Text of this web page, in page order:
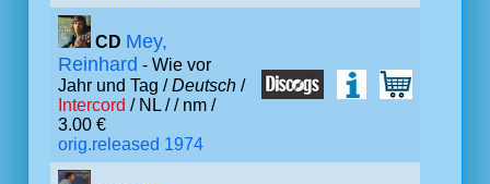
CD Mey,
Reinhard - Wie vor
Jahr und Tag /Deutsch /
Intercord / NL // nm /
3.00 €
orig.released 1974